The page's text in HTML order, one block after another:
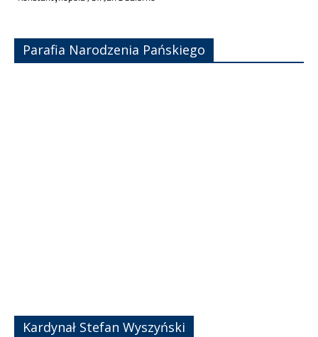
Parafia Narodzenia Pańskiego
Kardynał Stefan Wyszyński